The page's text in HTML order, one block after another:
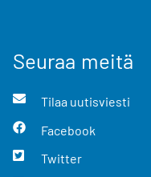
Seuraa meitä
Tilaa uutisviesti
Facebook
Twitter